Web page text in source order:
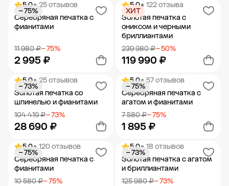
Добавить в корзину Добавить в корзину
5.0• 25 отзывов
Серебряная печатка с
фианитами
11 980 ₽− 75%
2 995 ₽
− 75%
Добавить в корзину
5.0• 122 отзыва
Золотая печатка с
ониксом и черными
бриллиантами
239 980 ₽− 50%
119 990 ₽
ХИТ
Добавить в корзину
5.0• 25 отзывов
Золотая печатка со
шпинелью и фианитами
104 419 ₽− 73%
28 690 ₽
− 73%
Добавить в корзину
5.0• 57 отзывов
Серебряная печатка с
агатом и фианитами
7 580 ₽− 75%
1 895 ₽
− 75%
Добавить в корзину
5.0• 120 отзывов
Серебряная печатка с
фианитами
10 580 ₽− 75%
− 75%
5.0• 18 отзывов
Золотая печатка с агатом
и бриллиантами
125 980 ₽− 73%
− 73%